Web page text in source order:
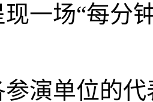
一场“每分
单位的代